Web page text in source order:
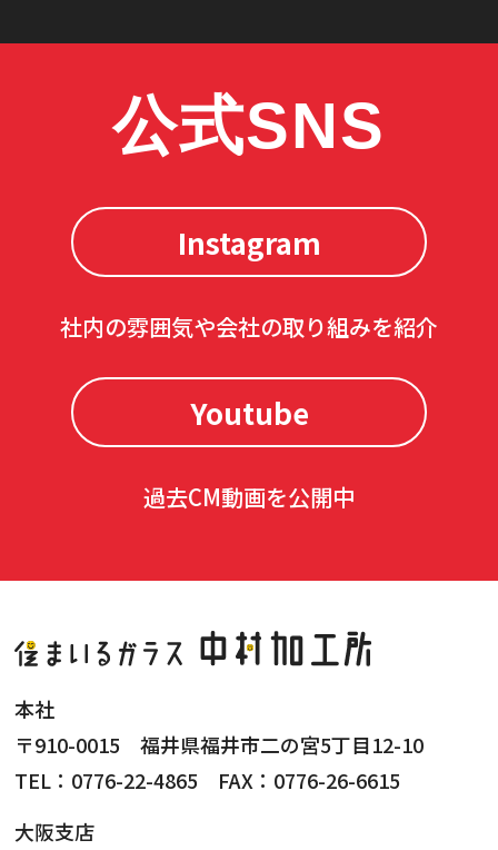
公式SNS
Instagram
社内の雰囲気や会社の取り組みを紹介
Youtube
過去CM動画を公開中
本社
〒910-0015 福井県福井市二の宮5丁目12-10
TEL：0776-22-4865 FAX：0776-26-6615
大阪支店